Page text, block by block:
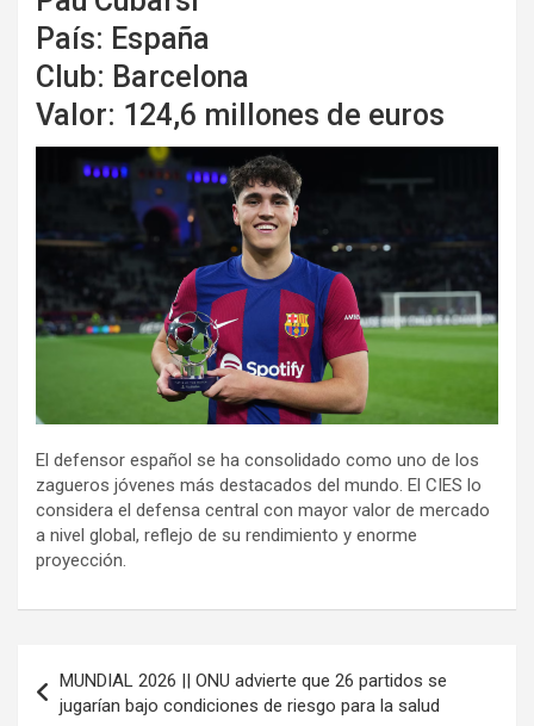
País: España
Club: Barcelona
Valor: 124,6 millones de euros
El defensor español se ha consolidado como uno de los
zagueros jóvenes más destacados del mundo. El CIES lo
considera el defensa central con mayor valor de mercado
a nivel global, reflejo de su rendimiento y enorme
proyección.
de
MUNDIAL 2026 || ONU advierte que 26 partidos se
jugarían bajo condiciones de riesgo para la salud